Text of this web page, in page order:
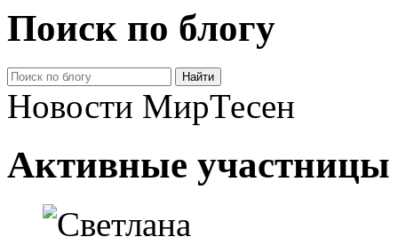
Поиск по блогу
Новости МирТесен
Активные участницы